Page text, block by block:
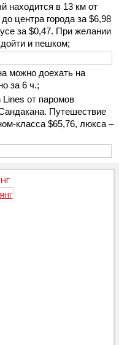
находится в 13 км от
центра города за $6,98
за $0,47. При желании
и пешком;
можно доехать на
за 6 ч.;
от паромов
Путешествие
класса $65,76, люкса –